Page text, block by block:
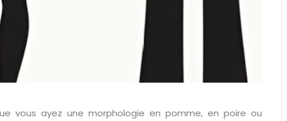
vous ayez une morphologie en pomme, en poire ou